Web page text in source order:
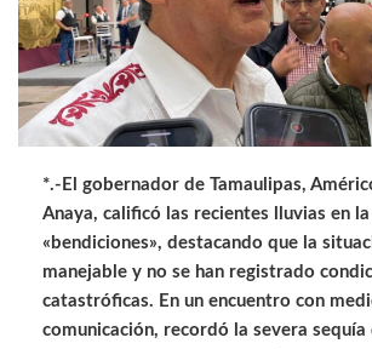
*.-El gobernador de Tamaulipas,
Anaya, calificó las recientes lluvias en
«bendiciones», destacando que la
manejable y no se han registrado
catastróficas. En un encuentro con
comunicación, recordó la severa sequía